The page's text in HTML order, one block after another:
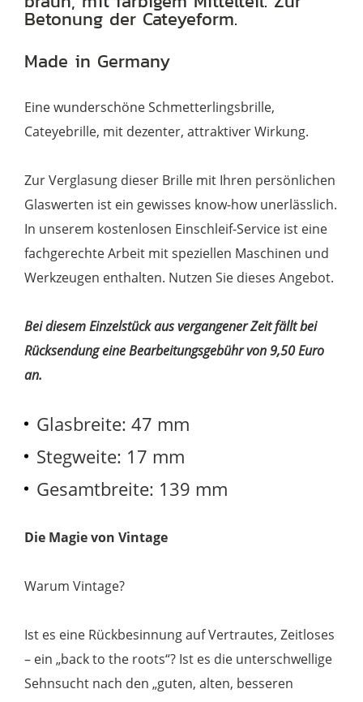
farbigem
Betonung der Cateyeform.
Made in Germany
Eine wunderschöne Schmetterlingsbrille,
Cateyebrille, mit dezenter, attraktiver Wirkung.
Zur Verglasung dieser Brille mit Ihren persönlichen
Glaswerten ist ein gewisses know-how unerlässlich.
In unserem kostenlosen Einschleif-Service ist eine
fachgerechte Arbeit mit speziellen Maschinen und
Werkzeugen enthalten. Nutzen Sie dieses Angebot.
Bei diesem Einzelstück aus vergangener Zeit fällt bei
Rücksendung eine Bearbeitungsgebühr von 9,50 Euro
an.
Glasbreite: 47 mm
Stegweite: 17 mm
Gesamtbreite: 139 mm
Die Magie von Vintage
Warum Vintage?
Ist es eine Rückbesinnung auf Vertrautes, Zeitloses
– ein „back to the roots“? Ist es die unterschwellige
Sehnsucht nach den „guten, alten, besseren